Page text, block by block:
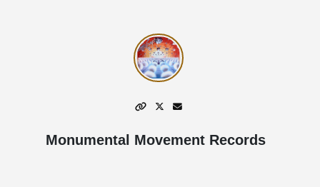
Monumental Movement Records